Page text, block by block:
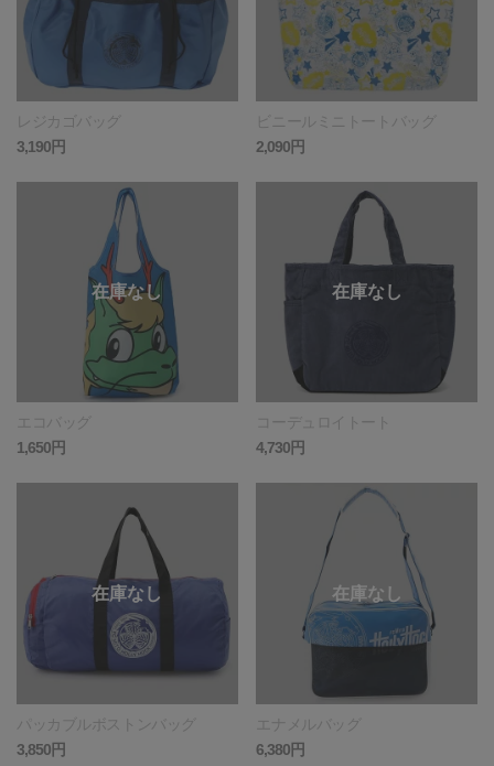
レジカゴバッグ
3,190円
ビニールミニトートバッグ
2,090円
エコバッグ
1,650円
コーデュロイトート
4,730円
パッカブルボストンバッグ
3,850円
エナメルバッグ
6,380円